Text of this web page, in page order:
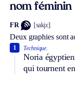
nom féminin
FR [sakjɛ]
Deux graphies sont
Technique.
Noria
qui tournent
1